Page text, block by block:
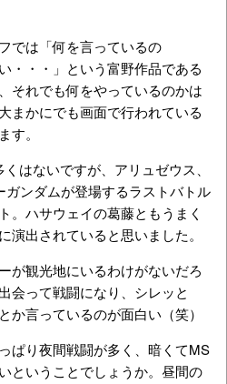
では「何を言っているの
・・・」という富野作品である
それでも何をやっているのかは
まかにでも画面で行われている
す。
はないですが、アリュゼウス、
ンダムが登場するラストバトル
。ハサウェイの葛藤ともうまく
演出されていると思いました。
が観光地にいるわけがないだろ
会って戦闘になり、シレッと
か言っているのが面白い（笑）
ぱり夜間戦闘が多く、暗くてMS
ということでしょうか。昼間の